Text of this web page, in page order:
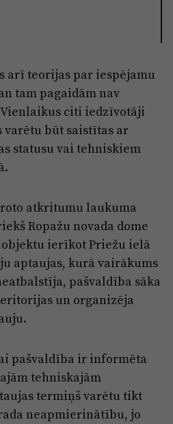
arī teorijas par iespējamu
tam pagaidām nav
citi iedzīvotāji
būt saistītas ar
statusu vai tehniskiem
atkritumu laukuma
Ropažu novada dome
ierīkot Priežu ielā
aptaujas, kurā vairākums
pašvaldība sāka
un organizēja
pašvaldība ir informēta
tehniskajām
termiņš varētu tikt
neapmierinātību, jo